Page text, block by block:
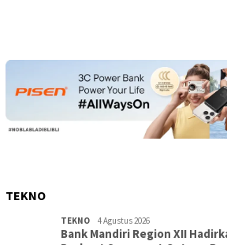
TEKNO
TEKNO 4 Agustus 2026
Bank Mandiri Region XII